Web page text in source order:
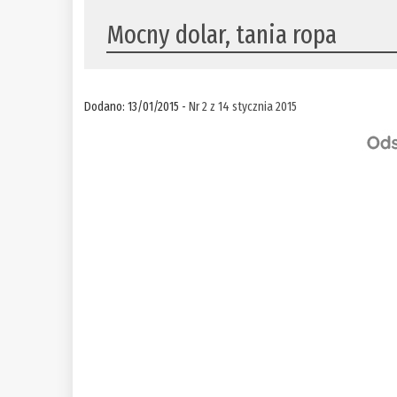
Mocny dolar, tania ropa
Dodano: 13/01/2015 -Nr 2 z 14 stycznia 2015